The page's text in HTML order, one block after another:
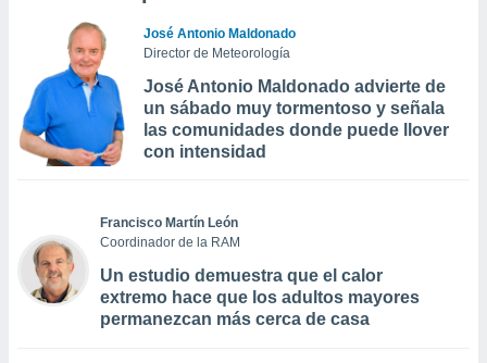
José Antonio Maldonado
Director de Meteorología
José Antonio Maldonado advierte de
un sábado muy tormentoso y señala
las comunidades donde puede llover
con intensidad
Francisco Martín León
Coordinador de la RAM
Un estudio demuestra que el calor
extremo hace que los adultos mayores
permanezcan más cerca de casa